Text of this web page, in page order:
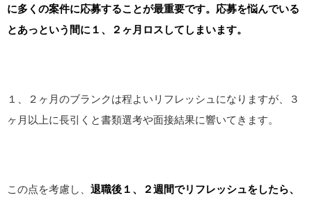
に多くの案件に応募することが最重要です。応募を悩んでいる
とあっという間に１、２ヶ月ロスしてしまいます。
１、２ヶ月のブランクは程よいリフレッシュになりますが、３
ヶ月以上に長引くと書類選考や面接結果に響いてきます。
この点を考慮し、 退職後１、２週間でリフレッシュをしたら、